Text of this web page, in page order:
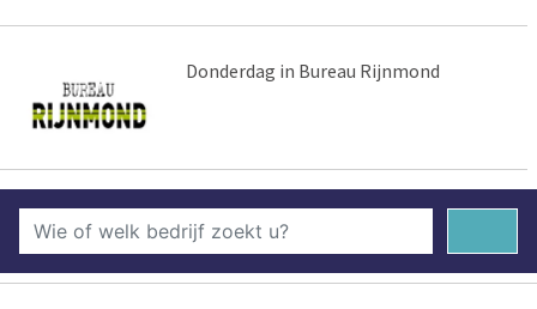
Donderdag in Bureau Rijnmond